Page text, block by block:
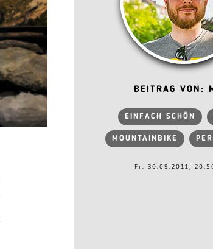
BEITRAG VON:
EINFACH SCHÖN
MOUNTAINBIKE
Fr. 30.09.2011,